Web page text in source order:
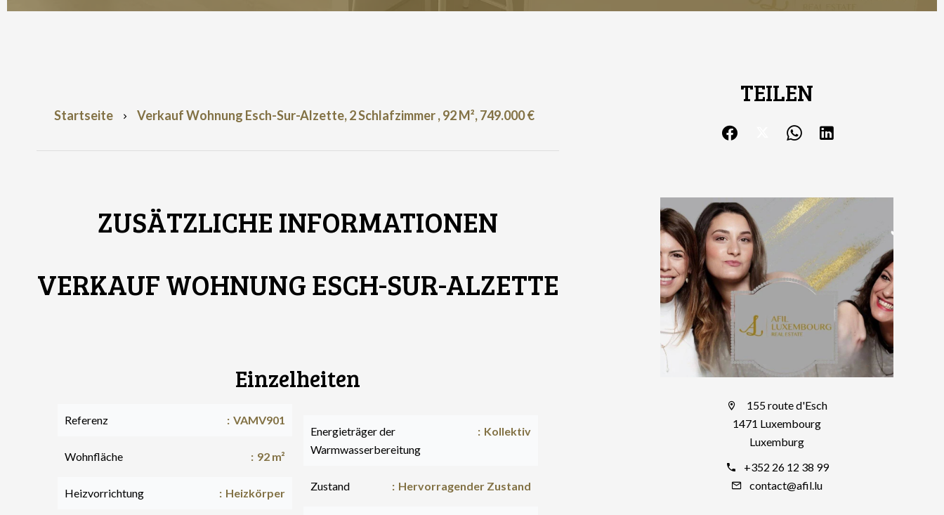
Startseite Verkauf Wohnung Esch-Sur-Alzette, 2 Schlafzimmer , 92 M², 749.000 €
ZUSÄTZLICHE INFORMATIONEN
VERKAUF WOHNUNG ESCH-SUR-ALZETTE
Einzelheiten
Referenz VAMV901
Wohnfläche 92 m²
Heizvorrichtung Heizkörper
Energieträger der
Warmwasserbereitung
Kollektiv
Zustand Hervorragender Zustand
TEILEN
155 route d'Esch
1471 Luxembourg
Luxemburg
+352 26 12 38 99
contact@afil.lu